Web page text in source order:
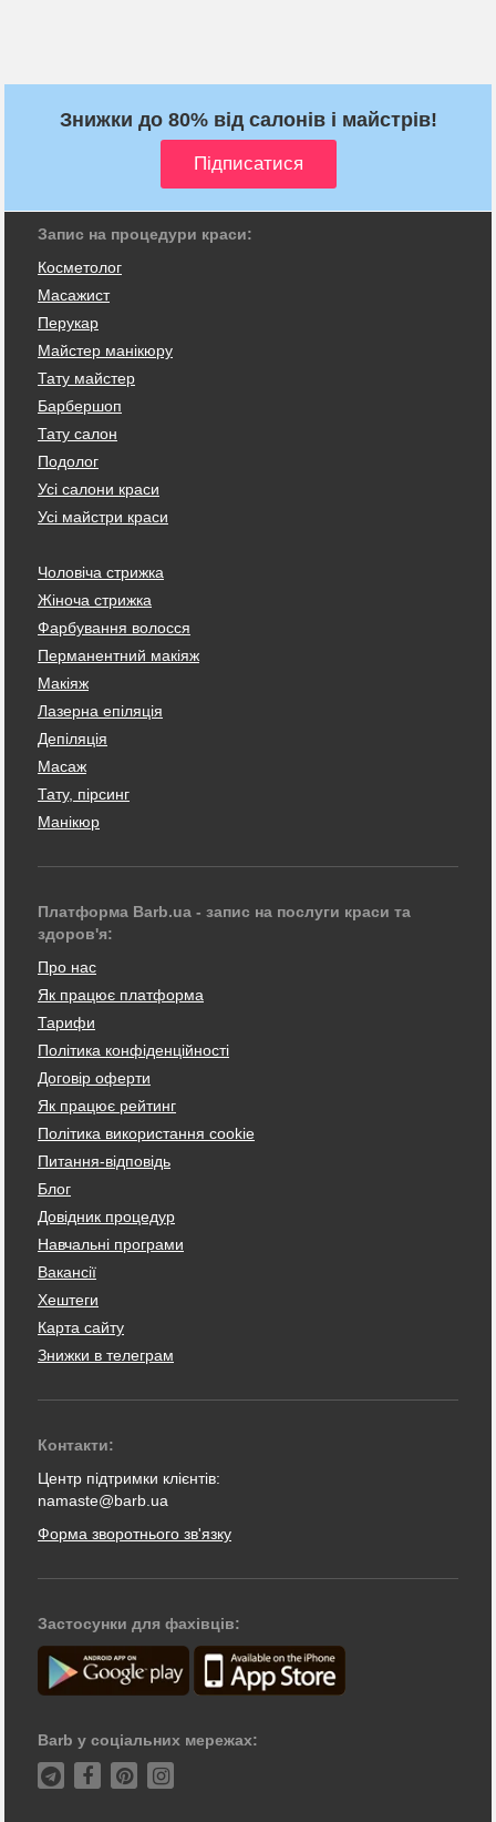
Знижки до 80% від салонів і майстрів!
Запис на процедури краси:
Косметолог
Масажист
Перукар
Майстер манікюру
Тату майстер
Барбершоп
Тату салон
Подолог
Усі салони краси
Усі майстри краси
Чоловіча стрижка
Жіноча стрижка
Фарбування волосся
Перманентний макіяж
Макіяж
Лазерна епіляція
Депіляція
Масаж
Тату, пірсинг
Манікюр
Платформа Barb.ua - запис на послуги краси та
здоров'я:
Про нас
Як працює платформа
Тарифи
Політика конфіденційності
Договір оферти
Як працює рейтинг
Політика використання cookie
Питання-відповідь
Блог
Довідник процедур
Навчальні програми
Вакансії
Хештеги
Карта сайту
Знижки в телеграм
Контакти:
Центр підтримки клієнтів:
namaste@barb.ua
Форма зворотнього зв'язку
Застосунки для фахівців:
Barb у соціальних мережах: